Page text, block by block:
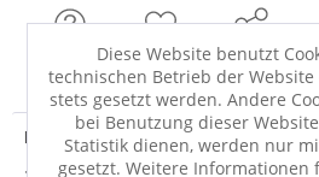
FRAGEN MERKEN TEILEN
Produktdetails
· Florhöhe: 30mm Badteppich Relax
Diese Website benutzt
technischen Betrieb der
stets gesetzt werden. Andere
bei Benutzung dieser
Statistik dienen, werden nur
gesetzt. Weitere Informationen